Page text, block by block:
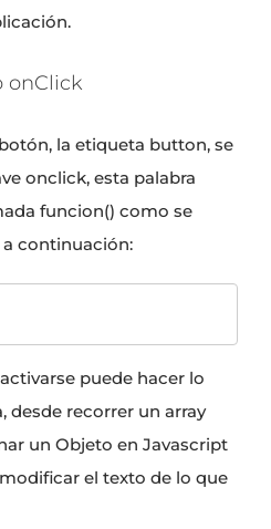
onClick
la etiqueta button, se
onclick, esta palabra
funcion() como se
continuación:
puede hacer lo
desde recorrer un array
un Objeto en Javascript
el texto de lo que